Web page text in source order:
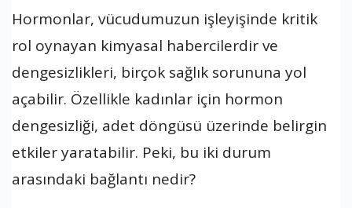
Hormonlar, vücudumuzun işleyişinde kritik
rol oynayan kimyasal habercilerdir ve
dengesizlikleri, birçok sağlık sorununa yol
açabilir. Özellikle kadınlar için hormon
dengesizliği, adet döngüsü üzerinde belirgin
etkiler yaratabilir. Peki, bu iki durum
arasındaki bağlantı nedir?